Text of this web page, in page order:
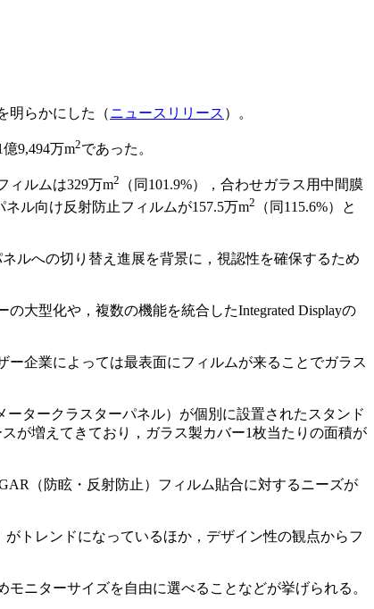
明らかにした（ニュースリリース ）。
9,494万m2であった。
ィルムは329万m2
（同101.9%），合わせガラス用中間膜
ネル向け反射防止フィルムが157.5万m2
（同115.6%）と
ルへの切り替え進展を背景に，視認性を確保するため
大型化や，複数の機能を統合したIntegrated Displayの
企業によっては最表面にフィルムが来ることでガラス
タークラスターパネル）が個別に設置されたスタンド
が増えてきており，ガラス製カバー1枚当たりの面積が
（防眩・反射防止）フィルム貼合に対するニーズが
トレンドになっているほか，デザイン性の観点からフ
ニターサイズを自由に選べることなどが挙げられる。